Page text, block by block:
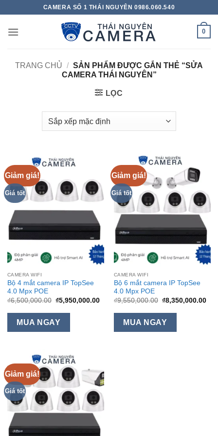
nội
CAMERA SỐ 1 THÁI NGUYÊN 0986.060.540
0
TRANG CHỦ / SẢN PHẨM ĐƯỢC GẮN THẺ “SỬA
CAMERA THÁI NGUYÊN”
LỌC
Giảm giá!
Giá tốt
CAMERA WIFI
Bộ 4 mắt camera IP TopSee
4.0 Mpx POE
₫6,500,000.00 Giá
gốc
là:
₫6,500,000.00.
₫5,950,000.00Giá
₫5,950,000.00.
MUA NGAY
Giảm giá!
Giá tốt
CAMERA WIFI
Bộ 6 mắt camera IP TopSee
4.0 Mpx POE
₫9,550,000.00 Giá
gốc
là:
₫9,550,000.00.
₫8,350,000.00Giá
MUA NGAY
Giảm giá!
Giá tốt